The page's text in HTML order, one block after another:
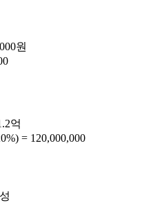
원
억
= 120,000,000